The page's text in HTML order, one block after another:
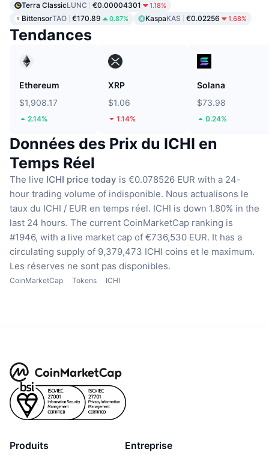
Terra ClassicLUNC €0.00004301 1.18%
BittensorTAO €170.89 0.87% KaspaKAS €0.02256 1.68%
Tendances
Ethereum
$1,908.17
2.14%
XRP
$1.06
1.14%
Solana
$73.98
0.24%
Données des Prix du ICHI en
Temps Réel
The live ICHI price today is €0.078526 EUR with a 24-
hour trading volume of indisponible. Nous actualisons le
taux du ICHI / EUR en temps réel. ICHI is down 1.80% in the
last 24 hours. The current CoinMarketCap ranking is
#1946, with a live market cap of €736,530 EUR. It has a
circulating supply of 9,379,473 ICHI coins et le maximum.
Les réserves ne sont pas disponibles.
CoinMarketCap Tokens ICHI
Produits Entreprise